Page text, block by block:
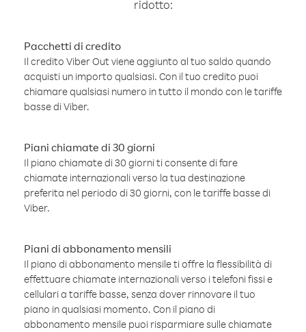
ridotto:
Pacchetti di credito
Il credito Viber Out viene aggiunto al tuo saldo quando
acquisti un importo qualsiasi. Con il tuo credito puoi
chiamare qualsiasi numero in tutto il mondo con le tariffe
basse di Viber.
Piani chiamate di 30 giorni
Il piano chiamate di 30 giorni ti consente di fare
chiamate internazionali verso la tua destinazione
preferita nel periodo di 30 giorni, con le tariffe basse di
Viber.
Piani di abbonamento mensili
Il piano di abbonamento mensile ti offre la flessibilità di
effettuare chiamate internazionali verso i telefoni fissi e
cellulari a tariffe basse, senza dover rinnovare il tuo
piano in qualsiasi momento. Con il piano di
abbonamento mensile puoi risparmiare sulle chiamate